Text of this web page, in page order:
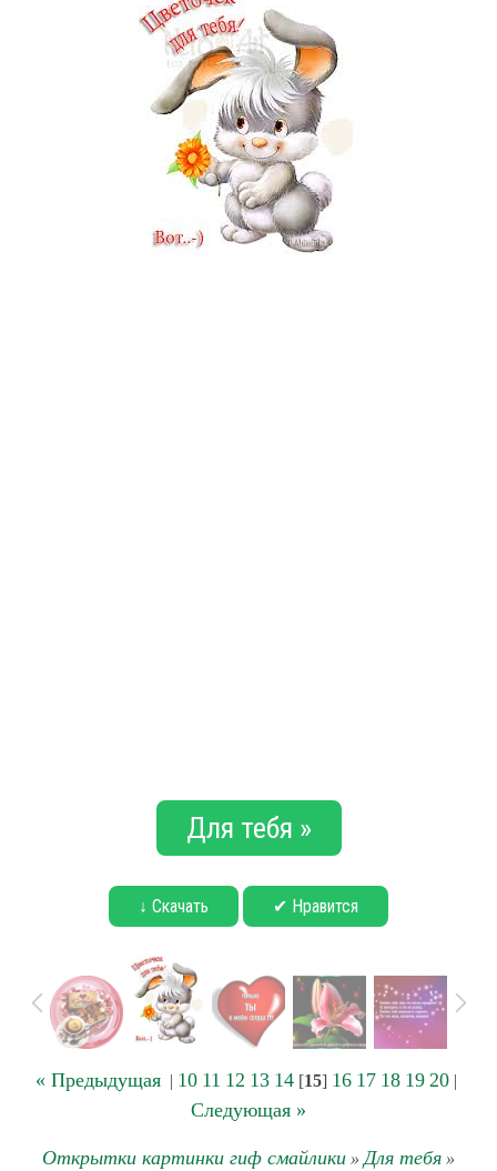
Для тебя »
↓ Скачать ✔ Нравится
« Предыдущая | 10 11 12 13 14 [15] 16 17 18 19 20 |
Следующая »
Открытки картинки гиф смайлики » Для тебя »